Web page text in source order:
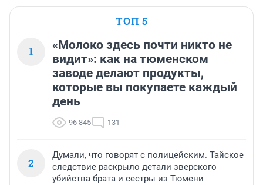
ТОП 5
1
«Молоко здесь почти никто не
видит»: как на тюменском
заводе делают продукты,
которые вы покупаете каждый
день
96 845 131
2
Думали, что говорят с полицейским. Тайское
следствие раскрыло детали зверского
убийства брата и сестры из Тюмени